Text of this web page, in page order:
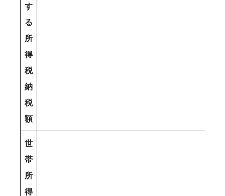
す
る
所
得
税
納
税
額
世
帯
所
得